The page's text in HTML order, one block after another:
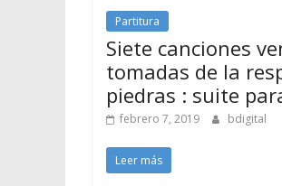
Partitura
Siete canciones
tomadas de la
piedras : suite
febrero 7, 2019 bdigital
Leer más